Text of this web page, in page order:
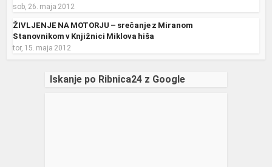
sob, 26. maja 2012
ŽIVLJENJE NA MOTORJU – srečanje z Miranom
Stanovnikom v Knjižnici Miklova hiša
tor, 15. maja 2012
Iskanje po Ribnica24 z Google